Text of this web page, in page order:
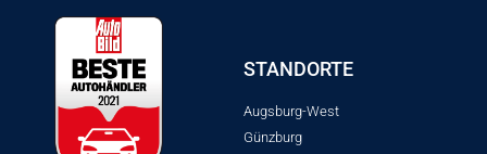
STANDORTE
Augsburg-West
Günzburg